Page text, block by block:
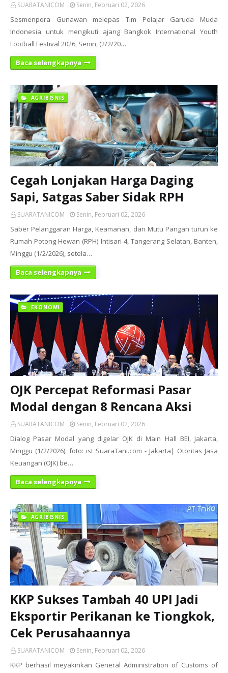
SUARATANICOM Senin, Februari 02, 2026
Sesmenpora Gunawan melepas Tim Pelajar Garuda Muda
Indonesia untuk mengikuti ajang Bangkok International Youth
Football Festival 2026, Senin, (2/2/20…
Baca selengkapnya
AGRIBISNIS
Cegah Lonjakan Harga Daging
Sapi, Satgas Saber Sidak RPH
SUARATANICOM Senin, Februari 02, 2026
Saber Pelanggaran Harga, Keamanan, dan Mutu Pangan turun ke
Rumah Potong Hewan (RPH) Intisari 4, Tangerang Selatan, Banten,
Minggu (1/2/2026), setela…
Baca selengkapnya
EKONOMI
OJK Percepat Reformasi Pasar
Modal dengan 8 Rencana Aksi
SUARATANICOM Senin, Februari 02, 2026
Dialog Pasar Modal yang digelar OJK di Main Hall BEI, Jakarta,
Minggu (1/2/2026). foto: ist SuaraTani.com - Jakarta| Otoritas Jasa
Keuangan (OJK) be…
Baca selengkapnya
AGRIBISNIS
KKP Sukses Tambah 40 UPI Jadi
Eksportir Perikanan ke Tiongkok,
Cek Perusahaannya
SUARATANICOM Senin, Februari 02, 2026
KKP berhasil meyakinkan General Administration of Customs of